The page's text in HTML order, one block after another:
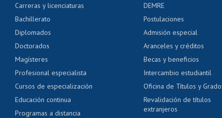
Servicio médico y
Pago de arancel y
Pago de arancel y
Certificado de títulos
Carreras y licenciaturas
Bachillerato
Diplomados
Doctorados
Magísteres
Profesional especialista
Cursos de especialización
Educación continua
Programas a distancia
DEMRE
Postulaciones
Admisión especial
Aranceles y créditos
Becas y beneficios
Intercambio estudiantil
Oficina de Títulos y
Revalidación de títulos
extranjeros